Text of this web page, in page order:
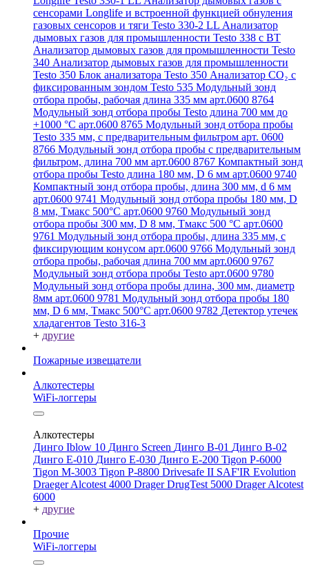
сенсорами Longlife и встроенной функцией обнуления
газовых сенсоров и тяги Testo 330-2 LL Анализатор
дымовых газов для промышленности Testo 338 с BT
Анализатор дымовых газов для промышленности Testo
340 Анализатор дымовых газов для промышленности
Testo 350 Блок анализатора Testo 350 Анализатор СО₂ с
фиксированным зондом Testo 535 Модульный зонд
отбора пробы, рабочая длина 335 мм арт.0600 8764
Модульный зонд отбора пробы Testo длина 700 мм до
+1000 °С арт.0600 8765 Модульный зонд отбора пробы
Testo 335 мм, с предварительным фильтром арт. 0600
8766 Модульный зонд отбора пробы с предварительным
фильтром, длина 700 мм арт.0600 8767 Компактный зонд
отбора пробы Testo длина 180 мм, D 6 мм арт.0600 9740
Компактный зонд отбора пробы, длина 300 мм, d 6 мм
арт.0600 9741 Модульный зонд отбора пробы 180 мм, D
8 мм, Tмакс 500°С арт.0600 9760 Модульный зонд
отбора пробы 300 мм, D 8 мм, Tмакс 500 °C арт.0600
9761 Модульный зонд отбора пробы, длина 335 мм, с
фиксирующим конусом арт.0600 9766 Модульный зонд
отбора пробы, рабочая длина 700 мм арт.0600 9767
Модульный зонд отбора пробы Testo арт.0600 9780
Модульный зонд отбора пробы длина, 300 мм, диаметр
8мм арт.0600 9781 Модульный зонд отбора пробы 180
мм, D 6 мм, Tмакс 500°С арт.0600 9782 Детектор утечек
хладагентов Testo 316-3
+ другие
Пожарные извещатели
Алкотестеры
WiFi-логгеры
Алкотестеры
Динго Iblow 10 Динго Screen Динго В-01 Динго В-02
Динго Е-010 Динго Е-030 Динго Е-200 Tigon P-6000
Tigon M-3003 Tigon P-8800 Drivesafe II SAF'IR Evolution
Draeger Alcotest 4000 Drager DrugTest 5000 Drager Alcotest
6000
+ другие
Прочие
WiFi-логгеры